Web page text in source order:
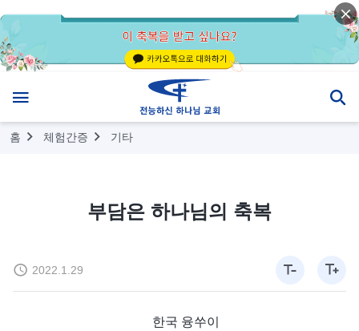
홈 체험간증 기타
부담은 하나님의 축복
2022.1.29
한국 융쑤이